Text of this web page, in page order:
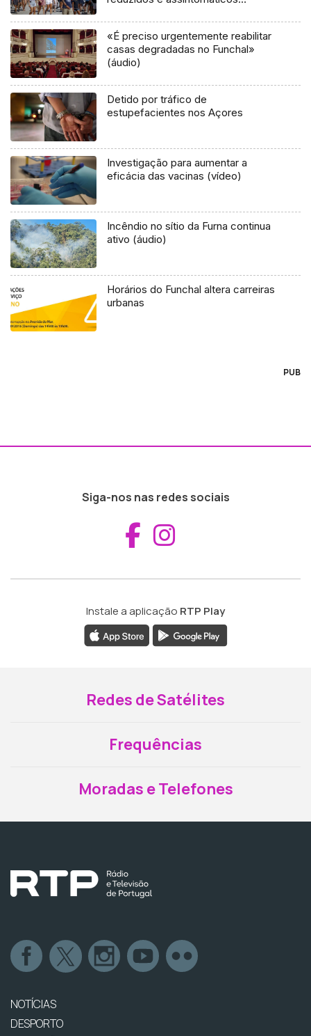
«É preciso urgentemente reabilitar
casas degradadas no Funchal»
(áudio)
Detido por tráfico de
estupefacientes nos Açores
Investigação para aumentar a
eficácia das vacinas (vídeo)
Incêndio no sítio da Furna continua
ativo (áudio)
Horários do Funchal altera carreiras
urbanas
PUB
Siga-nos nas redes sociais
Aceder ao
Instale a aplicação RTP Play
Redes de Satélites
Frequências
Moradas e Telefones
NOTÍCIAS
DESPORTO